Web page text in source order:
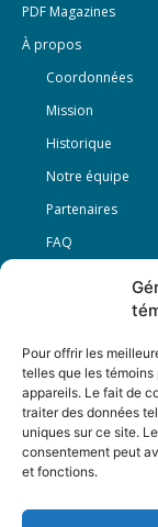
Pour offrir les
telles que les
appareils. Le fait de
traiter des données
uniques sur ce site.
consentement peut
et fonctions.
PDF Magazines
À propos
Coordonnées
Mission
Historique
Notre équipe
Partenaires
FAQ
Conditions générales
Nous Suivre
Contactez-nous :